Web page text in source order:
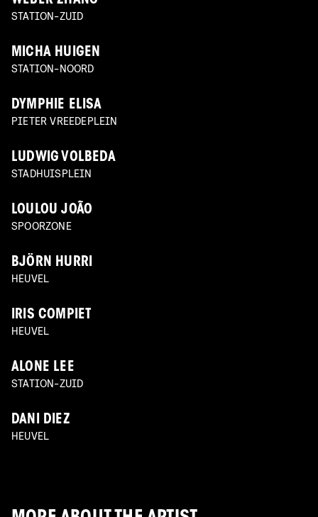
STATION-ZUID
MICHA HUIGEN
STATION-NOORD
DYMPHIE ELISA
PIETER VREEDEPLEIN
LUDWIG VOLBEDA
STADHUISPLEIN
LOULOU JOÃO
SPOORZONE
BJÖRN HURRI
HEUVEL
IRIS COMPIET
HEUVEL
ALONE LEE
STATION-ZUID
DANI DIEZ
HEUVEL